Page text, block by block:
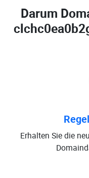
Darum
Erhalten Sie die